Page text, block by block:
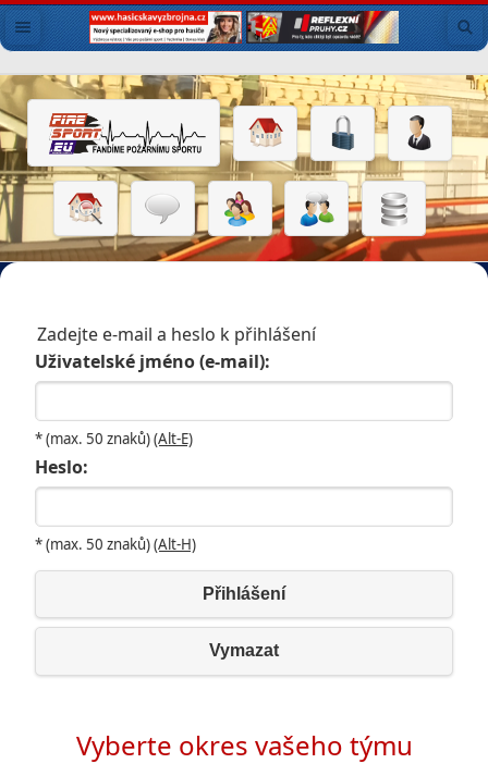
Zadejte e-mail a heslo k přihlášení
Uživatelské jméno (e-mail):
* (max. 50 znaků)(Alt-E)
Heslo:
* (max. 50 znaků)(Alt-H)
Přihlášení
Vymazat
Vyberte okres vašeho týmu